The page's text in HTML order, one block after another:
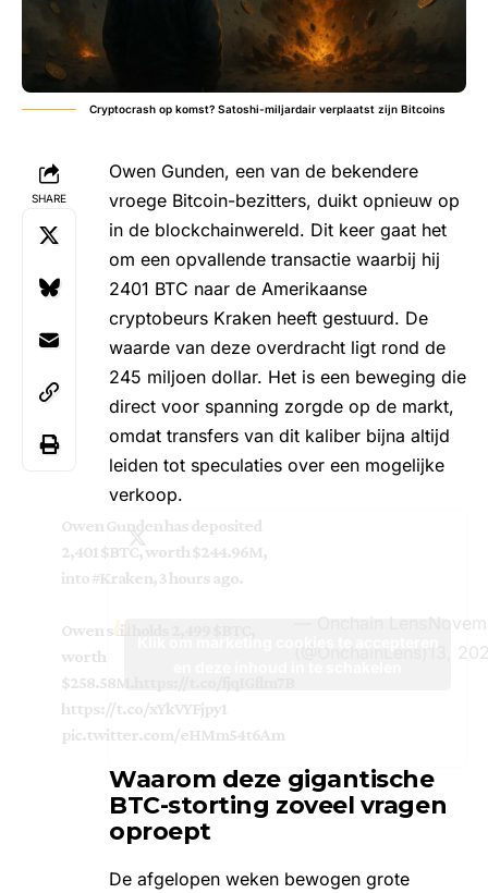
Cryptocrash op komst? Satoshi-miljardair verplaatst zijn Bitcoins
SHARE
Owen Gunden, een van de bekendere
vroege Bitcoin-bezitters, duikt opnieuw op
in de blockchainwereld. Dit keer gaat het
om een opvallende transactie waarbij hij
2401 BTC naar de Amerikaanse
cryptobeurs Kraken heeft gestuurd. De
waarde van deze overdracht ligt rond de
245 miljoen dollar. Het is een beweging die
direct voor spanning zorgde op de markt,
omdat transfers van dit kaliber bijna altijd
leiden tot speculaties over een mogelijke
verkoop.
Owen Gunden has deposited
2,401 $BTC, worth $244.96M,
into#Kraken, 3 hours ago.
Owen still holds 2,499
worth
$258.58M.
https://t.co/xYkVYFjpy1
pic.twitter.com/eHMm54t6Am
— Onchain Lens
(@OnchainLens) 13,
Klik om marketing cookies te accepteren
Waarom deze gigantische
BTC-storting zoveel vragen
oproept
De afgelopen weken bewogen grote